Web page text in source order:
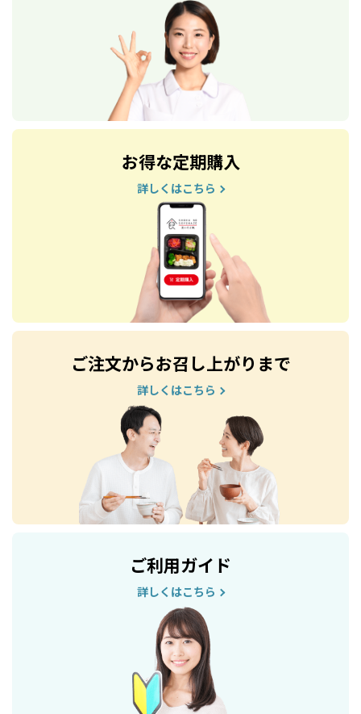
お得な定期購入
詳しくはこちら
ご注文からお召し上がりまで
詳しくはこちら
ご利用ガイド
詳しくはこちら